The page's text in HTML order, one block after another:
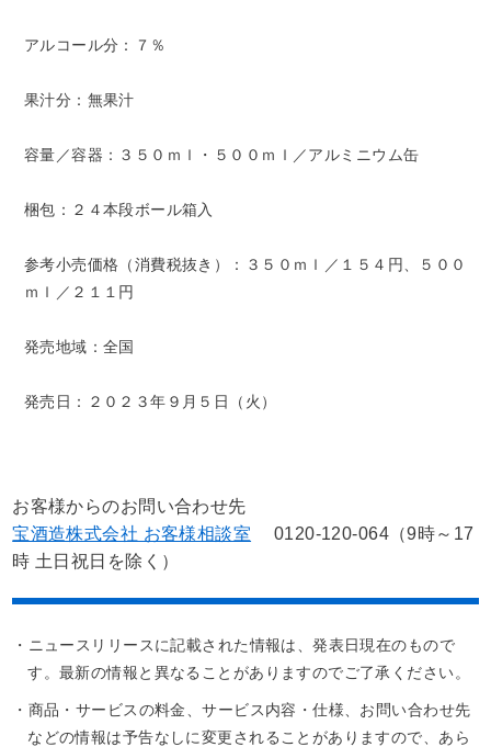
アルコール分：７％
果汁分：無果汁
容量／容器：３５０ｍｌ・５００ｍｌ／アルミニウム缶
梱包：２４本段ボール箱入
参考小売価格（消費税抜き）：３５０ｍｌ／１５４円、５００
ｍｌ／２１１円
発売地域：全国
発売日：２０２３年９月５日（火）
お客様からのお問い合わせ先
宝酒造株式会社 お客様相談室 0120-120-064（9時～17
時 土日祝日を除く）
・ニュースリリースに記載された情報は、発表日現在のもので
す。最新の情報と異なることがありますのでご了承ください。
・商品・サービスの料金、サービス内容・仕様、お問い合わせ先
などの情報は予告なしに変更されることがありますので、あら